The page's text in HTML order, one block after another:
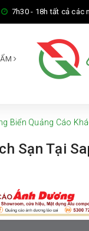
7h30 - 18h tất cả các
Biển Quảng Cáo
Sạn Tại